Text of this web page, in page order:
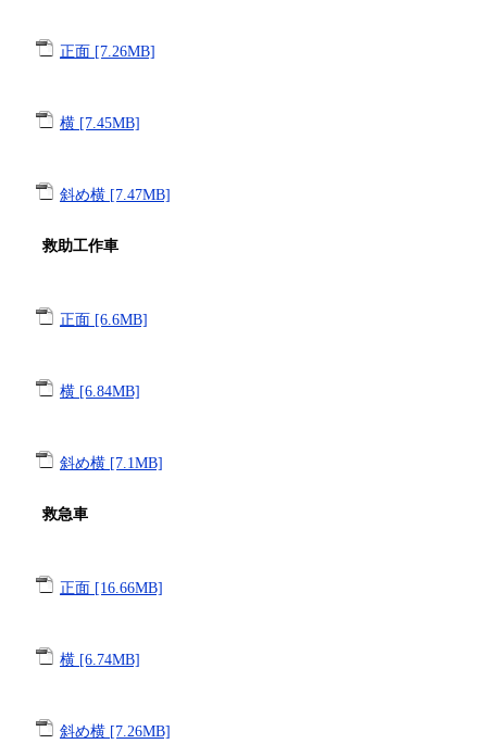
正面 [7.26MB]
横 [7.45MB]
斜め横 [7.47MB]
救助工作車
正面 [6.6MB]
横 [6.84MB]
斜め横 [7.1MB]
救急車
正面 [16.66MB]
横 [6.74MB]
斜め横 [7.26MB]